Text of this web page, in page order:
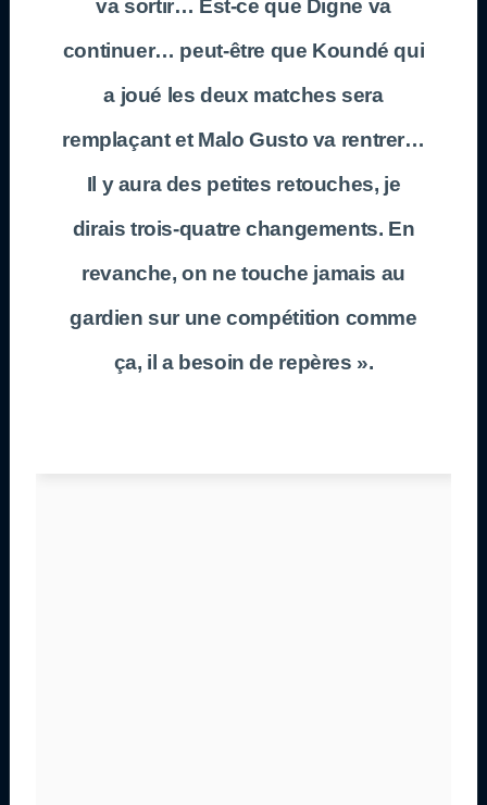
va sortir… Est-ce que Digne va
continuer… peut-être que Koundé qui
a joué les deux matches sera
remplaçant et Malo Gusto va rentrer…
Il y aura des petites retouches, je
dirais trois-quatre changements. En
revanche, on ne touche jamais au
gardien sur une compétition comme
ça, il a besoin de repères ».